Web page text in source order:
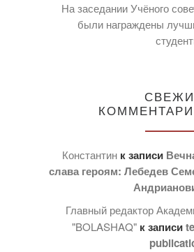
На заседании Учёного
были награждены
Константин к записи
слава героям: Лебедев
Главный редактор
"BOLASHAQ" к записи